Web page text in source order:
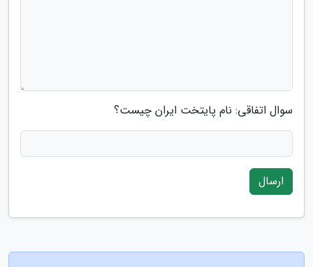
سوال اتفاقی: نام پایتخت ایران چیست؟
ارسال